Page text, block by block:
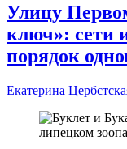
Улицу
ключ»: сети
порядок
Екатерина